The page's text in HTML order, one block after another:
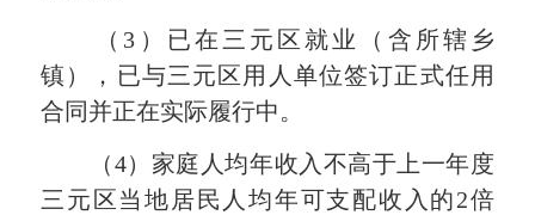
（3）已在三元区就业（含所辖乡
镇），已与三元区用人单位签订正式任用
合同并正在实际履行中。
（4）家庭人均年收入不高于上一年度
三元区当地居民人均年可支配收入的2倍